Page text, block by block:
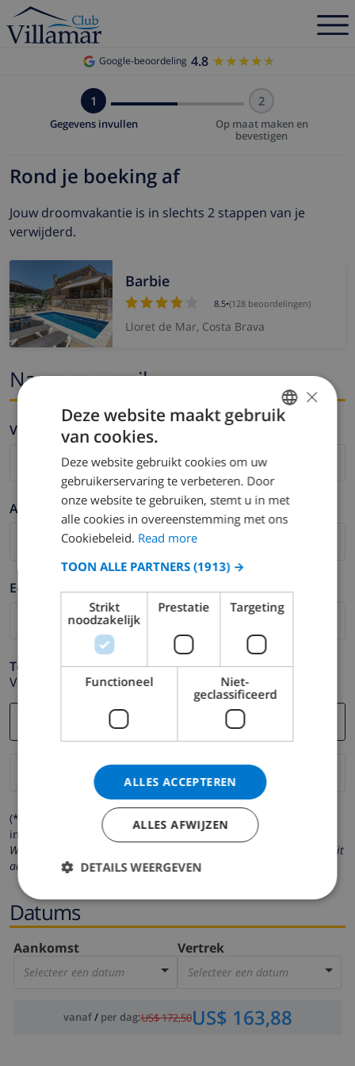
Google-beoordeling 4.8 ★★★★★
★★★★★
1
Gegevens invullen
2
Op maat maken en
bevestigen
Rond je boeking af
Jouw droomvakantie is in slechts 2 stappen van je
verwijderd.
Barbie
8.5•(128 beoordelingen)
Lloret de Mar, Costa Brava
Naam en email
Voornaam *
Achternaam *
E-mail *
Telefoonnummer *
Voor het geval dat uw e-mail adres niet correct werkt.
(* de velden met een sterretje moeten verplicht worden
ingevuld )
Wij respecteren uw privacy. Uw persoonlijke gegevens worden nooit
aan derden verstrekt.
Datums
Aankomst
Selecteer een datum
Vertrek
Selecteer een datum
vanaf/ per dag:US$ 172,50US$ 163,88
DUTCH
SPANISH
CATALAN
ITALIAN
NORWEGIAN
×
Deze website maakt gebruik
van cookies.
Deze website gebruikt cookies om uw
gebruikerservaring te verbeteren. Door
onze website te gebruiken, stemt u in met
alle cookies in overeenstemming met ons
Cookiebeleid. Read more
TOON ALLE PARTNERS (1913) →
Strikt
noodzakelijk
Prestatie Targeting
Functioneel
Niet-
geclassificeerd
ALLES ACCEPTEREN
ALLES AFWIJZEN
DETAILS WEERGEVEN